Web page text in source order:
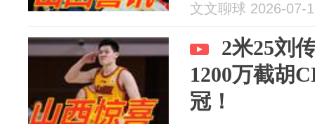
文文聊球 2026-07-
2米25刘
1200万截胡
冠！